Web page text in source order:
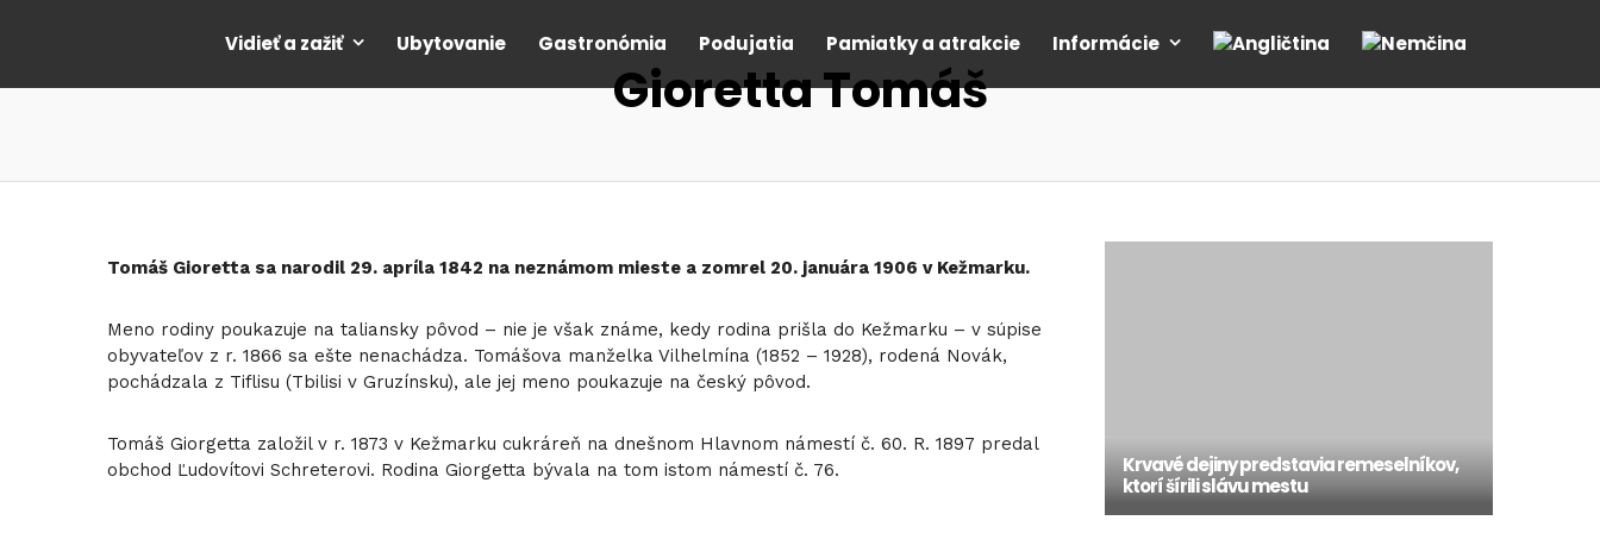
Vidieť a zažiť Ubytovanie Gastronómia Podujatia Pamiatky a atrakcie Informácie
Gioretta Tomáš
Tomáš Gioretta sa narodil 29. apríla 1842 na neznámom mieste a zomrel 20. januára 1906 v Kežmarku.
Meno rodiny poukazuje na taliansky pôvod – nie je však známe, kedy rodina prišla do Kežmarku – v súpise
obyvateľov z r. 1866 sa ešte nenachádza. Tomášova manželka Vilhelmína (1852 – 1928), rodená Novák,
pochádzala z Tiflisu (Tbilisi v Gruzínsku), ale jej meno poukazuje na český pôvod.
Tomáš Giorgetta založil v r. 1873 v Kežmarku cukráreň na dnešnom Hlavnom námestí č. 60. R. 1897 predal
obchod Ľudovítovi Schreterovi. Rodina Giorgetta bývala na tom istom námestí č. 76.
Krvavé dejiny predstavia remeselníkov,
ktorí šírili slávu mestu